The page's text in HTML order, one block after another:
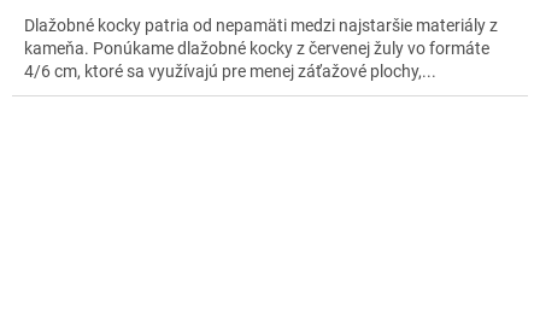
Dlažobné kocky patria od nepamäti medzi najstaršie materiály z
kameňa. Ponúkame dlažobné kocky z červenej žuly vo formáte
4/6 cm, ktoré sa využívajú pre menej záťažové plochy,...